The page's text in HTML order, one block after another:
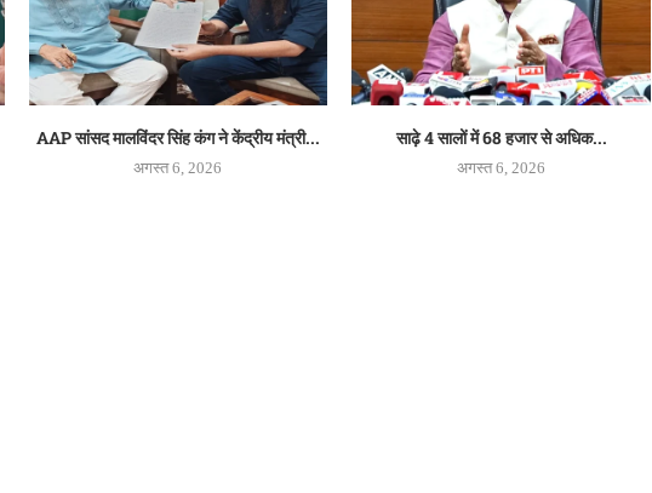
AAP सांसद मालविंदर सिंह कंग ने केंद्रीय मंत्री...
अगस्त 6, 2026
साढ़े 4 सालों में 68 हजार से अधिक...
अगस्त 6, 2026